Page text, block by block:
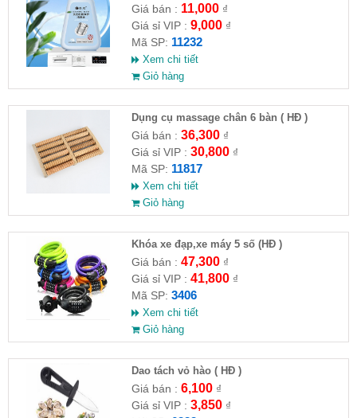
máy giặt CLEANING FLUID
Giá bán : 11,000₫
Giá sỉ VIP : 9,000₫
Mã SP: 11232
Xem chi tiết
Giỏ hàng
Dụng cụ massage chân 6 bàn ( HĐ )
Giá bán : 36,300₫
Giá sỉ VIP : 30,800₫
Mã SP: 11817
Xem chi tiết
Giỏ hàng
Khóa xe đạp,xe máy 5 số (HĐ )
Giá bán : 47,300₫
Giá sỉ VIP : 41,800₫
Mã SP: 3406
Xem chi tiết
Giỏ hàng
Dao tách vỏ hào ( HĐ )
Giá bán : 6,100₫
Giá sỉ VIP : 3,850₫